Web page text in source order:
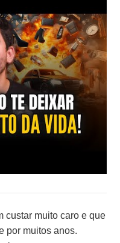
custar muito caro e que
por muitos anos.